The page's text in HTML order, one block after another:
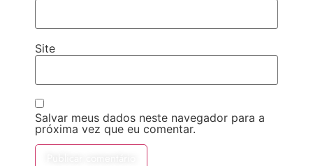
Site
Salvar meus dados neste navegador para a
próxima vez que eu comentar.